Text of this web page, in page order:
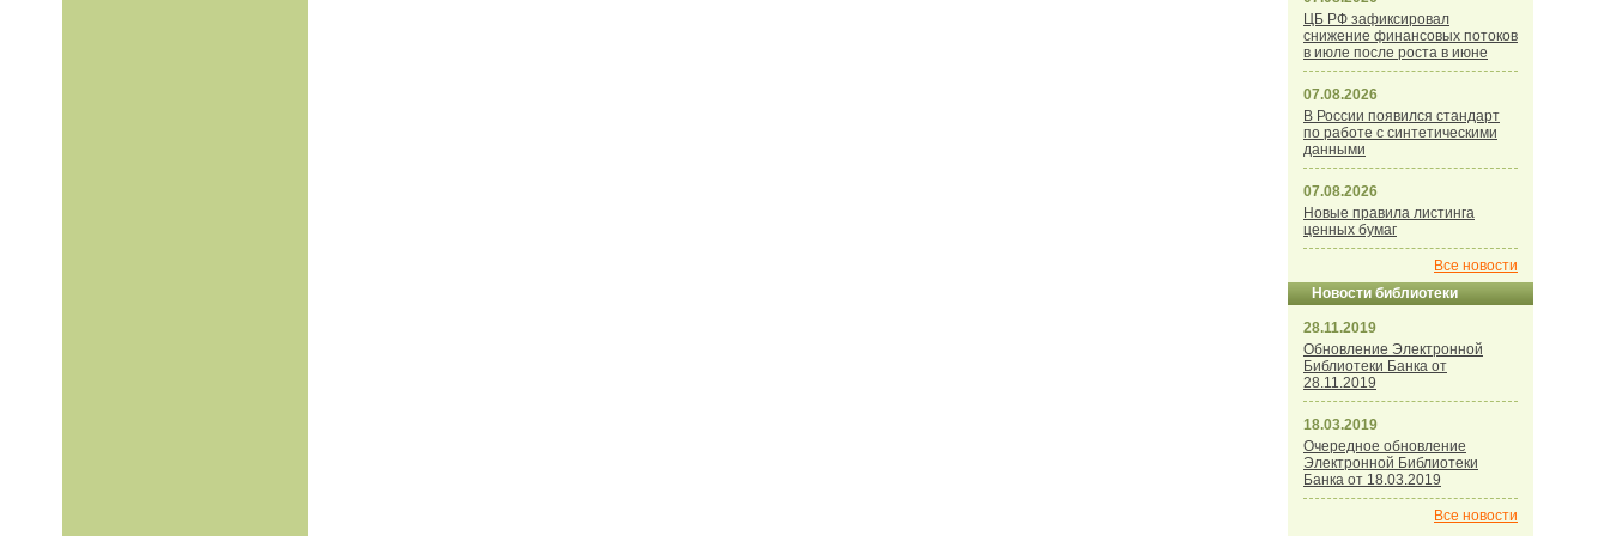
ЦБ РФ зафиксировал
снижение финансовых потоков
в июле после роста в июне
07.08.2026
В России появился стандарт
по работе с синтетическими
данными
07.08.2026
Новые правила листинга
ценных бумаг
Все новости
Новости библиотеки
28.11.2019
Обновление Электронной
Библиотеки Банка от
28.11.2019
18.03.2019
Очередное обновление
Электронной Библиотеки
Банка от 18.03.2019
Все новости